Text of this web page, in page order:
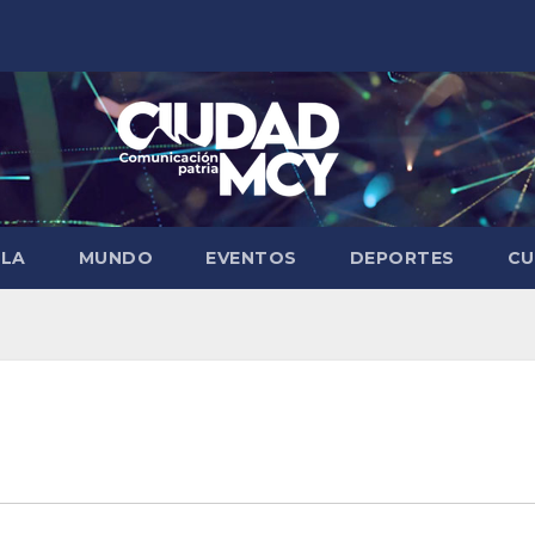
MUNDO EVENTOS DEPORTES